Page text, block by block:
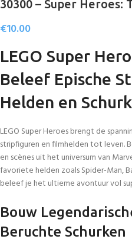
30300 – Super Heroes:
€10.00
LEGO Super
Beleef Epische
Helden en
LEGO Super Heroes brengt de
stripfiguren en filmhelden tot leven.
en scènes uit het universum van
favoriete helden zoals Spider-Man,
beleef je het ultieme avontuur vol
Bouw
Beruchte Schurken